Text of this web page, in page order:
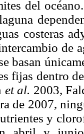
del
costeras
de
basan
fijas dentro
et al. 2003,
de 2007,
y